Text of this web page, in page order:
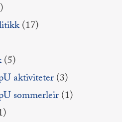
(17)
(5)
aktiviteter(3)
sommerleir(1)